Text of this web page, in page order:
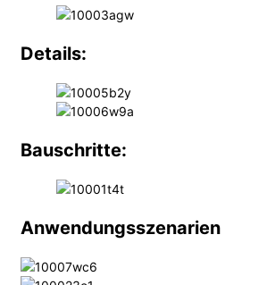
Details:
Bauschritte:
Anwendungsszenarien